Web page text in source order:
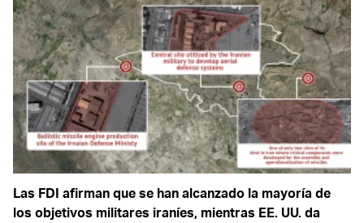
Las FDI afirman que se han alcanzado la mayoría de
los objetivos militares iraníes, mientras EE. UU. da